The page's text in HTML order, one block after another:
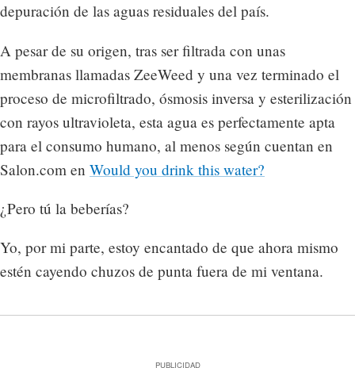
depuración de las aguas residuales del país.
A pesar de su origen, tras ser filtrada con unas
membranas llamadas ZeeWeed y una vez terminado el
proceso de microfiltrado, ósmosis inversa y esterilización
con rayos ultravioleta, esta agua es perfectamente apta
para el consumo humano, al menos según cuentan en
Salon.com en Would you drink this water?
¿Pero tú la beberías?
Yo, por mi parte, estoy encantado de que ahora mismo
estén cayendo chuzos de punta fuera de mi ventana.
PUBLICIDAD